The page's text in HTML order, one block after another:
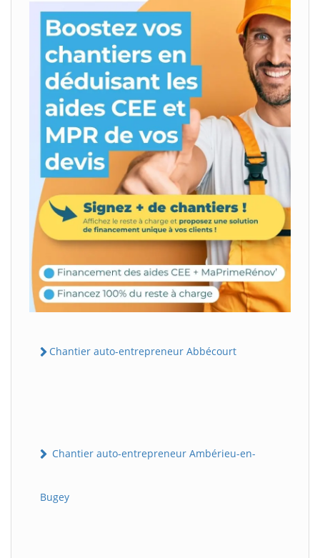
Chantier auto-entrepreneur Abbécourt
Chantier auto-entrepreneur Ambérieu-en-
Bugey